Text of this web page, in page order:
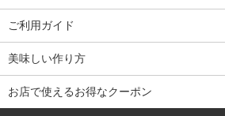
ご利用ガイド
美味しい作り方
お店で使えるお得なクーポン